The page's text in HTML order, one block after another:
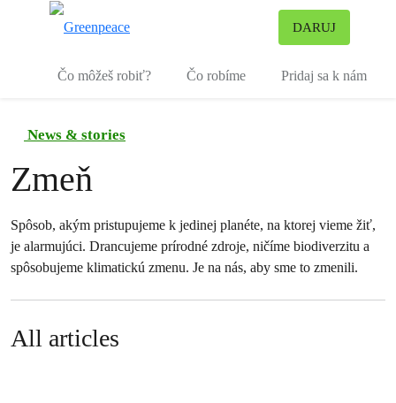
DARUJ
Čo môžeš robiť? Čo robíme Pridaj sa k nám
News & stories
Zmeň
Spôsob, akým pristupujeme k jedinej planéte, na ktorej vieme žiť,
je alarmujúci. Drancujeme prírodné zdroje, ničíme biodiverzitu a
spôsobujeme klimatickú zmenu. Je na nás, aby sme to zmenili.
All articles